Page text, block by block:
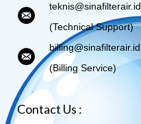
teknis@sinafilterair.id
(Technical Support)
billing@sinafilterair.id
(Billing Service)
Contact Us :